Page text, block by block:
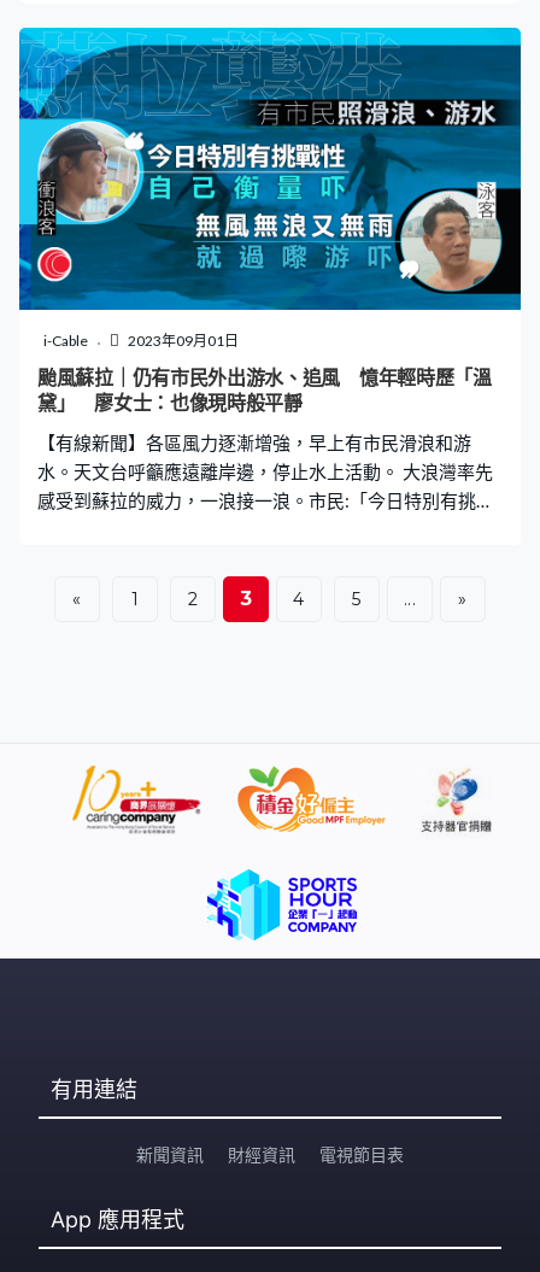
公共安全放在首位，做好一切應變及善後工作，將風暴的
影響減至最低。
i-Cable 2023年09月01日
颱風蘇拉｜仍有市民外出游水、追風 憶年輕時歷「溫
黛」 廖女士：也像現時般平靜
【有線新聞】各區風力逐漸增強，早上有市民滑浪和游
水。天文台呼籲應遠離岸邊，停止水上活動。 大浪灣率先
感受到蘇拉的威力，一浪接一浪。市民:「今日特別有挑戰
李女士：「平時很多水母，可能收到打風，去了海龍宮，
沒有了，游得很暢快。」林伯：「游了三十幾年，無風無
打上來，她們幾人穿上雨衣來追風。Hailey：「她們是我
在加拿大的表妹，今次回來碰巧打風。她們在加拿大沒有
試過颱風，帶她們來感受下。」杏花邨風力越來越強，仍
邏，呼籲市民遠離岸邊。 天文台預告蘇拉的風力可能重演
61年前的溫黛，曾經歷過的她心有餘悸。廖女士：「我記
得十多歲、溫黛的時候，像現時般平靜，當年造成多人死
亡。蘇拉可能是溫黛翻版。」蔡太：「（山竹時）滿街泥
« 1 2 3 4 5 ... »
有用連結
新聞資訊 財經資訊 電視節目表
App 應用程式